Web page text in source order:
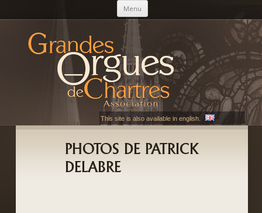
Menu Aller au contenu principal
AGOC
Les Grandes Orgues de Chartres
This site is also available in english.
PHOTOS DE PATRICK
DELABRE